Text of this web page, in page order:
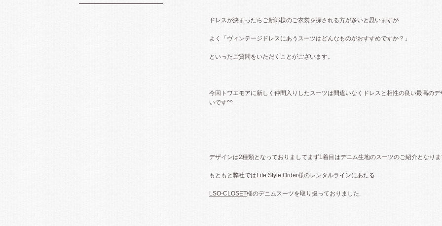
ドレスが決まったらご新郎様のご衣裳を探される方が多いと思いますが
よく「ヴィンテージドレスにあうスーツはどんなものがおすすめですか？」
といったご質問をいただくことがございます。
今回トワエモアに新しく仲間入りしたスーツは間違いなくドレスと相性の良い最高の
いです^^
デザインは2種類となっておりましてまず1着目はデニム生地のスーツのご紹介となり
もともと弊社では Life Style Order様のレンタルラインにあたる
LSO-CLOSET様のデニムスーツを取り扱っておりました.